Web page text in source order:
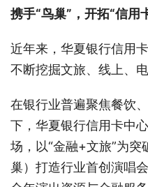
携手“鸟巢”，开拓“信用
近年来，华夏银行信用
不断挖掘文旅、线上、
在银行业普遍聚焦餐饮
下，华夏银行信用卡中
场，以“金融+文旅”为
巢）打造行业首创演唱